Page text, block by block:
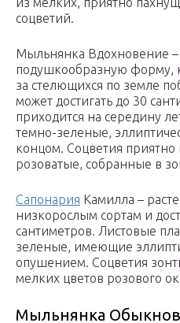
соцветий.
Мыльнянка Вдохновение –
подушкообразную форму,
за стелющихся по земле
может достигать до 30
приходится на середину
темно-зеленые,
концом. Соцветия
розоватые, собранные в
Сапонария Камилла –
низкорослым сортам и
сантиметров. Листовые
зеленые, имеющие
опушением. Соцветия
мелких цветов розового
Мыльнянка